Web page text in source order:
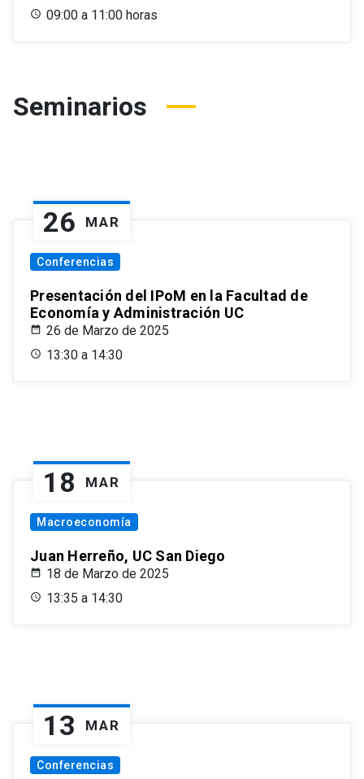
09:00 a 11:00 horas
Seminarios
26 MAR
Conferencias
Presentación del IPoM en la Facultad de
Economía y Administración UC
26 de Marzo de 2025
13:30 a 14:30
18 MAR
Macroeconomía
Juan Herreño, UC San Diego
18 de Marzo de 2025
13:35 a 14:30
13 MAR
Conferencias